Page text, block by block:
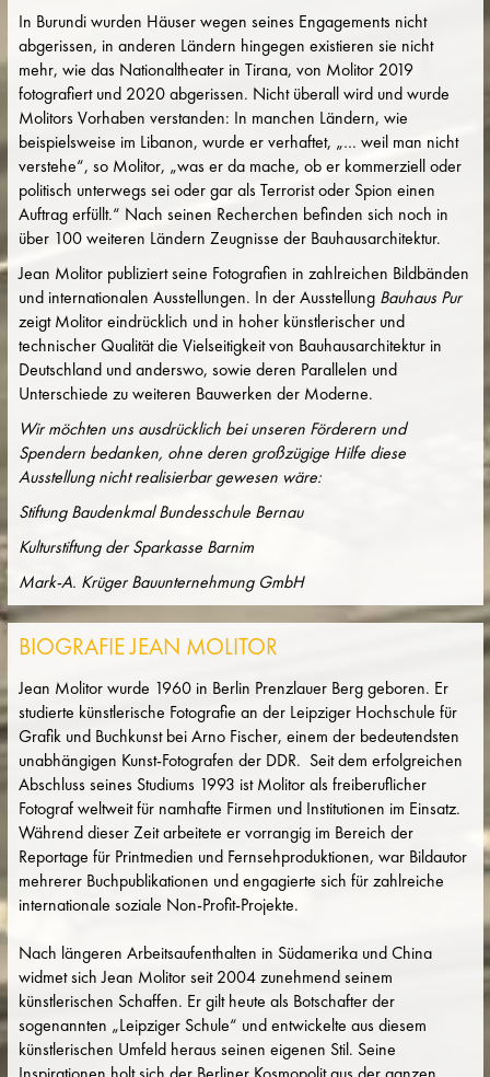
In Burundi wurden Häuser wegen seines Engagements nicht
abgerissen, in anderen Ländern hingegen existieren sie nicht
mehr, wie das Nationaltheater in Tirana, von Molitor 2019
fotografiert und 2020 abgerissen. Nicht überall wird und wurde
Molitors Vorhaben verstanden: In manchen Ländern, wie
beispielsweise im Libanon, wurde er verhaftet, „… weil man nicht
verstehe“, so Molitor, „was er da mache, ob er kommerziell oder
politisch unterwegs sei oder gar als Terrorist oder Spion einen
Auftrag erfüllt.“ Nach seinen Recherchen befinden sich noch in
über 100 weiteren Ländern Zeugnisse der Bauhausarchitektur.
Jean Molitor publiziert seine Fotografien in zahlreichen Bildbänden
und internationalen Ausstellungen. In der Ausstellung Bauhaus Pur
zeigt Molitor eindrücklich und in hoher künstlerischer und
technischer Qualität die Vielseitigkeit von Bauhausarchitektur in
Deutschland und anderswo, sowie deren Parallelen und
Unterschiede zu weiteren Bauwerken der Moderne.
Wir möchten uns ausdrücklich bei unseren Förderern und
Spendern bedanken, ohne deren großzügige Hilfe diese
Ausstellung nicht realisierbar gewesen wäre:
Stiftung Baudenkmal Bundesschule Bernau
Kulturstiftung der Sparkasse Barnim
Mark-A. Krüger Bauunternehmung GmbH
BIOGRAFIE JEAN MOLITOR
Jean Molitor wurde 1960 in Berlin Prenzlauer Berg geboren. Er
studierte künstlerische Fotografie an der Leipziger Hochschule für
Grafik und Buchkunst bei Arno Fischer, einem der bedeutendsten
unabhängigen Kunst-Fotografen der DDR. Seit dem erfolgreichen
Abschluss seines Studiums 1993 ist Molitor als freiberuflicher
Fotograf weltweit für namhafte Firmen und Institutionen im Einsatz.
Während dieser Zeit arbeitete er vorrangig im Bereich der
Reportage für Printmedien und Fernsehproduktionen, war Bildautor
mehrerer Buchpublikationen und engagierte sich für zahlreiche
internationale soziale Non-Profit-Projekte.
Nach längeren Arbeitsaufenthalten in Südamerika und China
widmet sich Jean Molitor seit 2004 zunehmend seinem
künstlerischen Schaffen. Er gilt heute als Botschafter der
sogenannten „Leipziger Schule“ und entwickelte aus diesem
künstlerischen Umfeld heraus seinen eigenen Stil. Seine